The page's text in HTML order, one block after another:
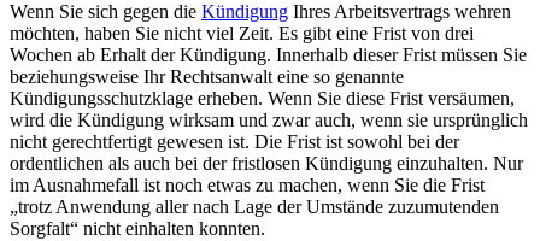
Wenn Sie sich gegen die Kündigung Ihres Arbeitsvertrags wehren
möchten, haben Sie nicht viel Zeit. Es gibt eine Frist von drei
Wochen ab Erhalt der Kündigung. Innerhalb dieser Frist müssen Sie
beziehungsweise Ihr Rechtsanwalt eine so genannte
Kündigungsschutzklage erheben. Wenn Sie diese Frist versäumen,
wird die Kündigung wirksam und zwar auch, wenn sie ursprünglich
nicht gerechtfertigt gewesen ist. Die Frist ist sowohl bei der
ordentlichen als auch bei der fristlosen Kündigung einzuhalten. Nur
im Ausnahmefall ist noch etwas zu machen, wenn Sie die Frist
„trotz Anwendung aller nach Lage der Umstände zuzumutenden
Sorgfalt“ nicht einhalten konnten.